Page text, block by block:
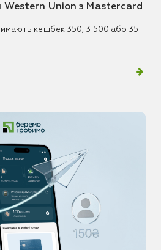
Western Union з Mastercard
кешбек 350, 3 500 або 35